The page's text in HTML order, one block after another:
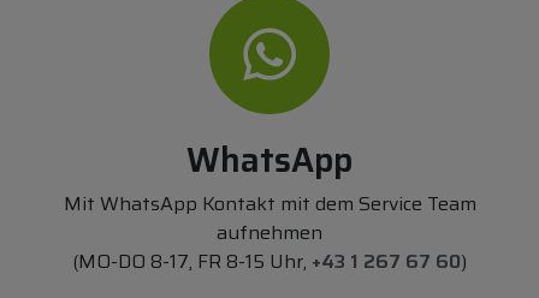
WhatsApp
Mit WhatsApp Kontakt mit dem Service Team
aufnehmen
(MO-DO 8-17, FR 8-15 Uhr, +43 1 267 67 60)